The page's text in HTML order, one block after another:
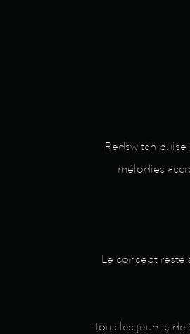
Redswitch
mélodies
Le concept reste
Tous les jeudis,